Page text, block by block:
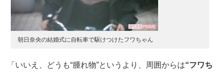
朝日奈央の結婚式に自転車で駆けつけたフワちゃん
「いいえ、どうも“腫れ物”というより、周囲からは“フワち